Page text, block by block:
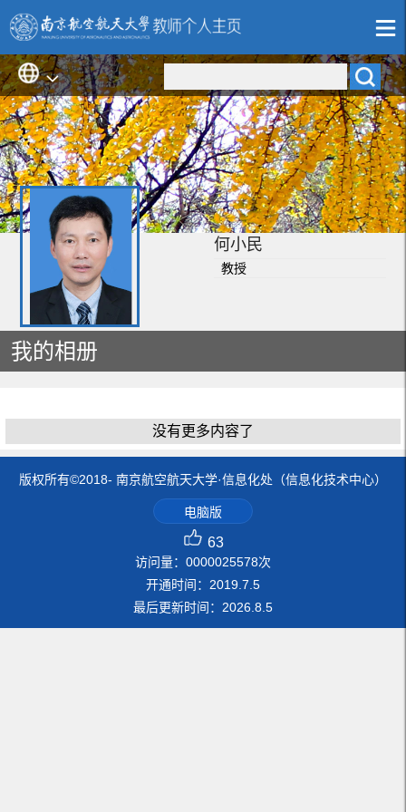
何小民
教授
我的相册
没有更多内容了
版权所有©2018- 南京航空航天大学·信息化处（信息化技术中心）
电脑版
63
访问量： 0000025578次
开通时间： 2019.7.5
最后更新时间： 2026.8.5